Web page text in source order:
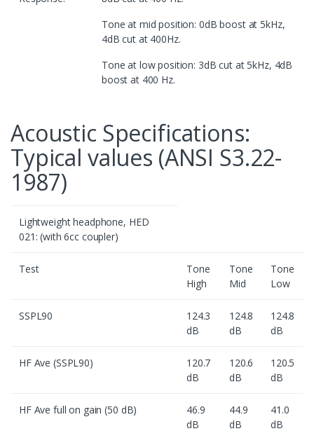
Tone at mid position: 0dB boost at 5kHz,
4dB cut at 400Hz.
Tone at low position: 3dB cut at 5kHz, 4dB
boost at 400 Hz.
Acoustic Specifications:
Typical values (ANSI S3.22-
1987)
Lightweight headphone, HED
021: (with 6cc coupler)
Test
Tone
High
Tone
Mid
Tone
Low
SSPL90
124.3
dB
124.8
dB
124.8
dB
HF Ave (SSPL90)
120.7
dB
120.6
dB
120.5
dB
HF Ave full on gain (50 dB)
46.9
dB
44.9
dB
41.0
dB